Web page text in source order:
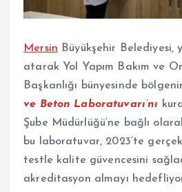
Mersin Büyükşehir Belediyesi,
atarak Yol Yapım Bakım ve
Başkanlığı bünyesinde
ve Beton Laboratuvarı’nı
Şube Müdürlüğü’ne bağlı
bu laboratuvar, 2023’te
testle kalite güvencesini
akreditasyon almayı